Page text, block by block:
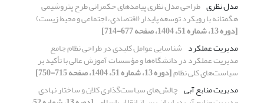
مدل نظری طراحی مدل نظری پیامدهای حکمرانی طرح پتروشیمی
هگمتانه با رویکرد توسعه پایدار (اقتصادی، اجتماعی و محیط زیست)
[دوره 13، شماره 51، 1404، صفحه 677-714]
مدیریت عملکرد شناسایی عوامل کلیدی در طراحی نظام جامع
مدیریت عملکرد در دانشگاه‌ها و مؤسسات آموزش عالی با تأکید بر
سیاست‌های کلی نظام[دوره 13، شماره 51، 1404، صفحه 715-750]
مدیریت منابع آبی چالش‌های سیاست‌گذاری کلان و ساختار نهادی